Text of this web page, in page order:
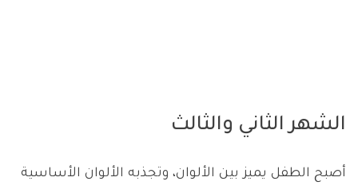
الشهر الثاني والثالث
أصبح الطفل يميز بين الألوان، وتجذبه الألوان الأساسية